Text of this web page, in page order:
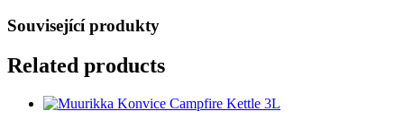
Související produkty
Related products